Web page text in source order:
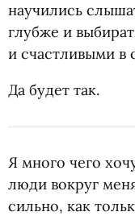
научились
глубже и
и счастливыми в
Да будет так.
Я много чего
люди вокруг
сильно, как